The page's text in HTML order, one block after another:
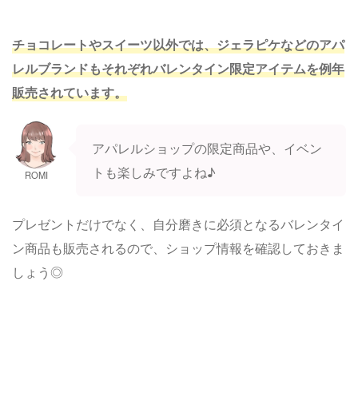
チョコレートやスイーツ以外では、ジェラピケなどのアパ
レルブランドもそれぞれバレンタイン限定アイテムを例年
販売されています。
ROMI
アパレルショップの限定商品や、イベン
トも楽しみですよね♪
プレゼントだけでなく、自分磨きに必須となるバレンタイ
ン商品も販売されるので、ショップ情報を確認しておきま
しょう◎